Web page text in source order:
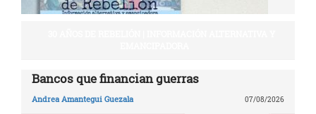
Bancos que financian guerras
Andrea Amantegui Guezala 07/08/2026